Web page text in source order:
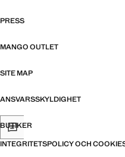
PRESS
MANGO OUTLET
SITE MAP
ANSVARSSKYLDIGHET
BUTIKER
INTEGRITETSPOLICY OCH